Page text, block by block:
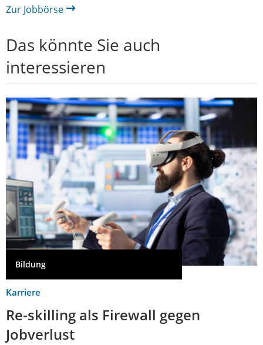
Zur Jobbörse
Das könnte Sie auch
interessieren
Bildung
Karriere
Re-skilling als Firewall gegen
Jobverlust